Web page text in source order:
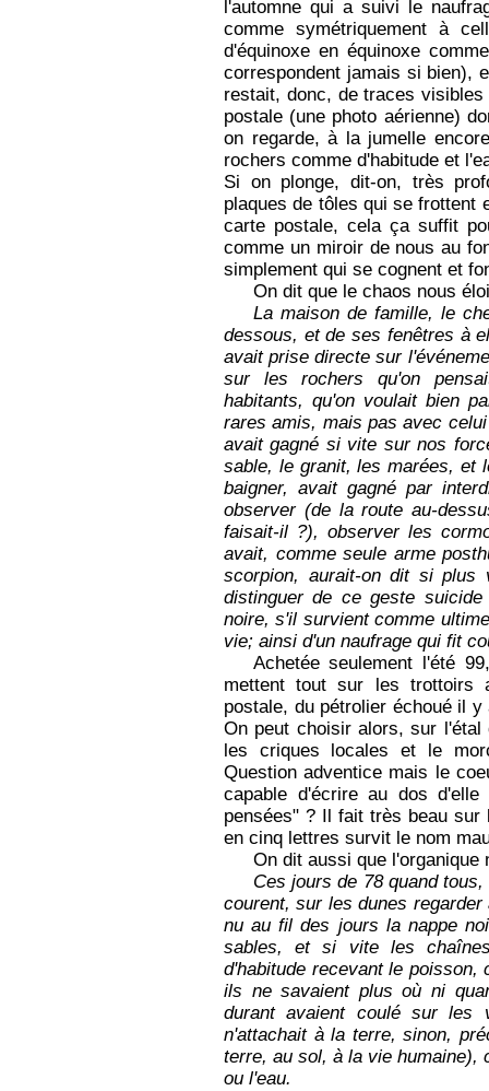
l'automne qui a suivi le
comme symétriquement à
d'équinoxe en équinoxe
correspondent jamais si bien),
restait, donc, de traces
postale (une photo aérienne)
on regarde, à la jumelle
rochers comme d'habitude et
Si on plonge, dit-on, très
plaques de tôles qui se frottent
carte postale, cela ça suffit
comme un miroir de nous au
simplement qui se cognent et
On dit que le chaos nous
La maison de famille, le
dessous, et de ses fenêtres à
avait prise directe sur
sur les rochers qu'on
habitants, qu'on voulait bien
rares amis, mais pas avec
avait gagné si vite sur nos
sable, le granit, les marées, et
baigner, avait gagné par
observer (de la route au-
faisait-il ?), observer les
avait, comme seule arme
scorpion, aurait-on dit si plus
distinguer de ce geste
noire, s'il survient comme
vie; ainsi d'un naufrage qui fit
Achetée seulement l'été
mettent tout sur les trottoirs
postale, du pétrolier échoué il
On peut choisir alors, sur
les criques locales et le
Question adventice mais le
capable d'écrire au dos
pensées" ? Il fait très beau
en cinq lettres survit le nom
On dit aussi que l'organique
Ces jours de 78 quand
courent, sur les dunes
nu au fil des jours la nappe
sables, et si vite les
d'habitude recevant le
ils ne savaient plus où ni
durant avaient coulé sur les
n'attachait à la terre, sinon,
terre, au sol, à la vie humaine),
ou l'eau.